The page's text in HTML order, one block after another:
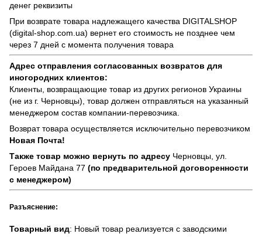
денег реквизиты
При возврате товара надлежащего качества DIGITALSHOP
(digital-shop.com.ua) вернет его стоимость не позднее чем
через 7 дней с момента получения товара
Адрес отправления согласованных возвратов для
иногородних клиентов:
Клиенты, возвращающие товар из других регионов Украины
(не из г. Черновцы), товар должен отправляться на указанный
менеджером состав компании-перевозчика.
Возврат товара осуществляется исключительно перевозчиком
Новая Почта!
Также товар можно вернуть по адресу Черновцы, ул.
Героев Майдана 77 (по предварительной договоренности
с менеджером)
Разъяснение:
Товарный вид: Новый товар реализуется с заводскими